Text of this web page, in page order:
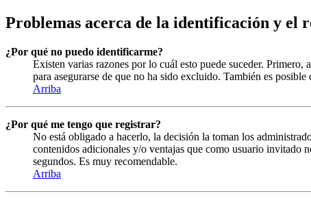
Problemas acerca de la identificación y el
¿Por qué no puedo identificarme?
Existen varias razones por lo cuál esto puede suceder.
para asegurarse de que no ha sido excluido. También es
Arriba
¿Por qué me tengo que registrar?
No está obligado a hacerlo, la decisión la toman los
contenidos adicionales y/o ventajas que como usuario invitado
segundos. Es muy recomendable.
Arriba